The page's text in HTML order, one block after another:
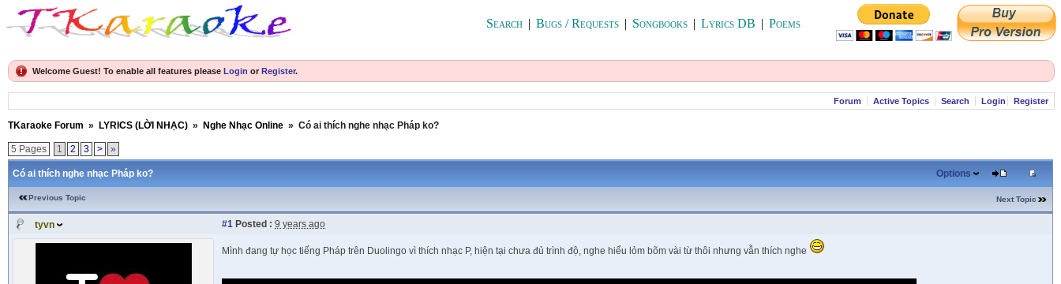
Search | Bugs / Requests | Songbooks | Lyrics DB | Poems
Welcome Guest! To enable all features please Login or Register.
Forum Active Topics Search Login Register
TKaraoke Forum » LYRICS (LỜI NHẠC) » Nghe Nhạc Online » Có ai thích nghe nhạc Pháp ko?
5 Pages 1 2 3 > »
Có ai thích nghe nhạc Pháp ko? Options
Previous Topic Next Topic
tyvn #1 Posted : 9 years ago
Mình đang tự học tiếng Pháp trên Duolingo vì thích nhạc P, hiện tại chưa đủ trình độ, nghe hiểu lỏm bõm vài từ thôi nhưng vẫn thích nghe